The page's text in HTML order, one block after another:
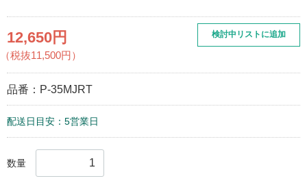
12,650円
（税抜11,500円）
品番： P-35MJRT
配送日目安：5営業日
検討中リストに追加
数量